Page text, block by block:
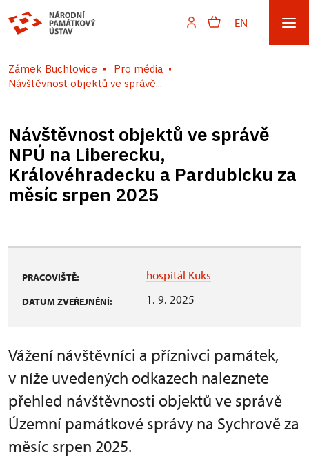
EN
Zámek Buchlovice
Pro média
Návštěvnost objektů ve správě...
Návštěvnost objektů ve správě
NPÚ na Liberecku,
Královéhradecku a Pardubicku za
měsíc srpen 2025
PRACOVIŠTĚ: hospitál Kuks
DATUM ZVEŘEJNĚNÍ: 1. 9. 2025
Vážení návštěvníci a příznivci památek,
v níže uvedených odkazech naleznete
přehled návštěvnosti objektů ve správě
Územní památkové správy na Sychrově za
měsíc srpen 2025.